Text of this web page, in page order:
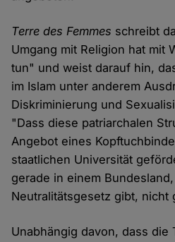
Terre des Femmes schreibt
Umgang mit Religion hat mit
tun" und weist darauf hin,
im Islam unter anderem
Diskriminierung und
"Dass diese patriarchalen
Angebot eines
staatlichen Universität
gerade in einem
Neutralitätsgesetz gibt, nicht
Unabhängig davon, dass die